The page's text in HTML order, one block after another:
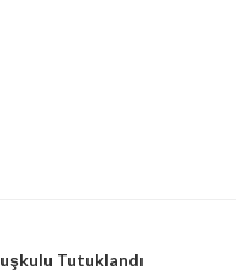
Tutuklandı